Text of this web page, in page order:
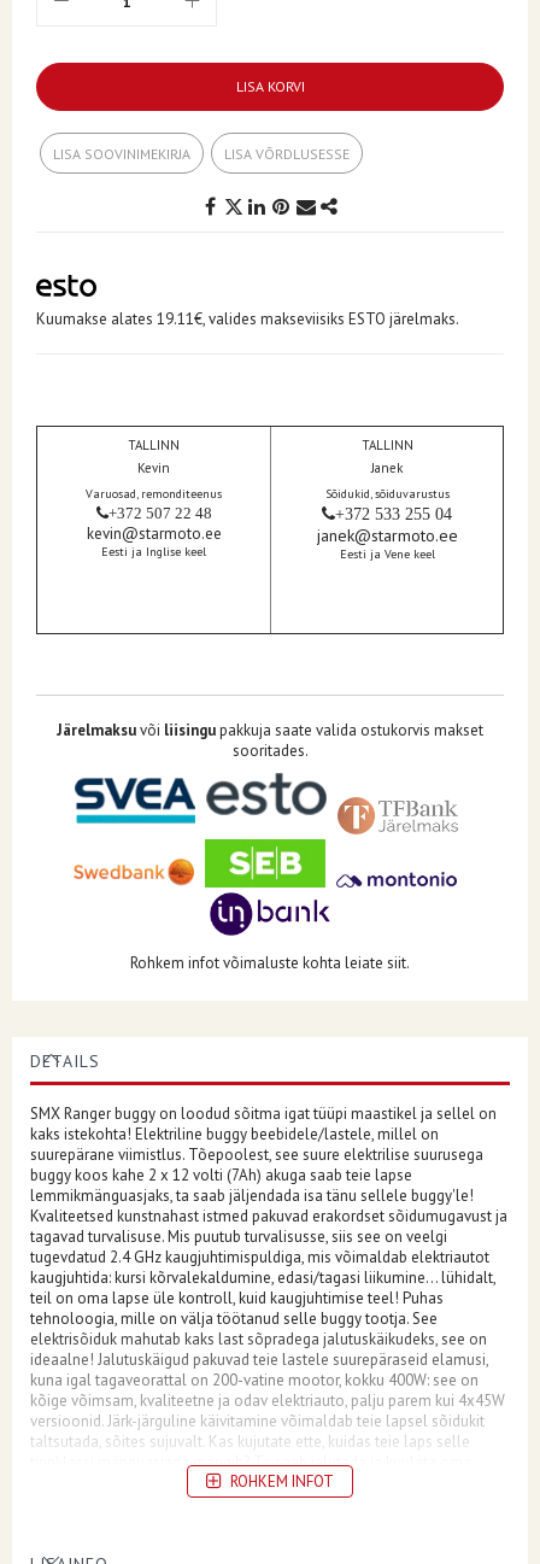
LISA KORVI
LISA SOOVINIMEKIRJA LISA VÕRDLUSESSE
Kuumakse alates 19.11€, valides makseviisiks ESTO järelmaks.
TALLINN
Kevin
Varuosad, remonditeenus
+372 507 22 48
kevin@starmoto.ee
Eesti ja Inglise keel
TALLINN
Janek
Sõidukid, sõiduvarustus
+372 533 255 04
janek@starmoto.ee
Eesti ja Vene keel
Järelmaksuvõi liisingupakkuja saate valida ostukorvis makset
sooritades.
Rohkem infot võimaluste kohta leiate siit.
DETAILS
SMX Ranger buggy on loodud sõitma igat tüüpi maastikel ja sellel on
kaks istekohta! Elektriline buggy beebidele/lastele, millel on
suurepärane viimistlus. Tõepoolest, see suure elektrilise suurusega
buggy koos kahe 2 x 12 volti (7Ah) akuga saab teie lapse
lemmikmänguasjaks, ta saab jäljendada isa tänu sellele buggy'le!
Kvaliteetsed kunstnahast istmed pakuvad erakordset sõidumugavust ja
tagavad turvalisuse. Mis puutub turvalisusse, siis see on veelgi
tugevdatud 2.4 GHz kaugjuhtimispuldiga, mis võimaldab elektriautot
kaugjuhtida: kursi kõrvalekaldumine, edasi/tagasi liikumine... lühidalt,
teil on oma lapse üle kontroll, kuid kaugjuhtimise teel! Puhas
tehnoloogia, mille on välja töötanud selle buggy tootja. See
elektrisõiduk mahutab kaks last sõpradega jalutuskäikudeks, see on
ideaalne! Jalutuskäigud pakuvad teie lastele suurepäraseid elamusi,
kuna igal tagaveorattal on 200-vatine mootor, kokku 400W: see on
kõige võimsam, kvaliteetne ja odav elektriauto, palju parem kui 4x45W
versioonid. Järk-järguline käivitamine võimaldab teie lapsel sõidukit
taltsutada, sõites sujuvalt. Kas kujutate ette, kuidas teie laps selle
tippklassi mänguasjaga mängib? Ta saab jalutada ja kuulata oma
muusikat, kuna see elektriline buggy on varustatud audio liidesega
(Jack-pistik),... ja jah, me hoiatasime teid, teie laps ei jäta oma uut
ROHKEM INFOT